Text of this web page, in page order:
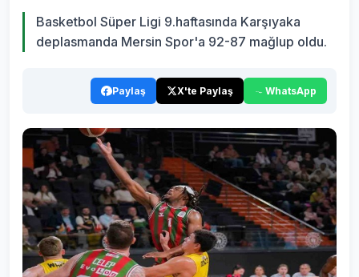
Basketbol Süper Ligi 9.haftasında Karşıyaka
deplasmanda Mersin Spor'a 92-87 mağlup oldu.
Paylaş X'te Paylaş WhatsApp